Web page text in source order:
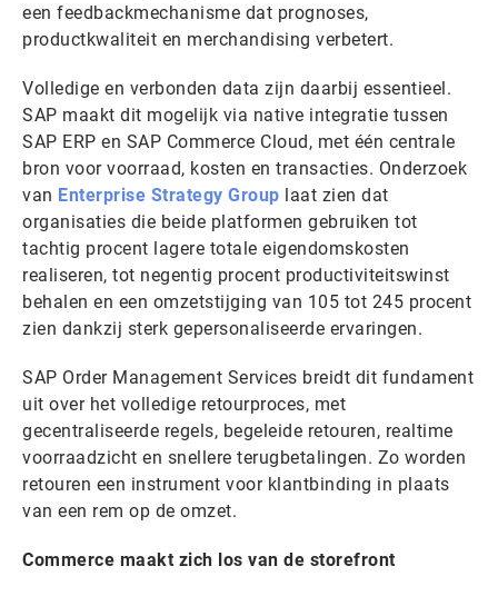
een feedbackmechanisme dat prognoses,
productkwaliteit en merchandising verbetert.
Volledige en verbonden data zijn daarbij essentieel.
SAP maakt dit mogelijk via native integratie tussen
SAP ERP en SAP Commerce Cloud, met één centrale
bron voor voorraad, kosten en transacties. Onderzoek
van Enterprise Strategy Group laat zien dat
organisaties die beide platformen gebruiken tot
tachtig procent lagere totale eigendomskosten
realiseren, tot negentig procent productiviteitswinst
behalen en een omzetstijging van 105 tot 245 procent
zien dankzij sterk gepersonaliseerde ervaringen.
SAP Order Management Services breidt dit fundament
uit over het volledige retourproces, met
gecentraliseerde regels, begeleide retouren, realtime
voorraadzicht en snellere terugbetalingen. Zo worden
retouren een instrument voor klantbinding in plaats
van een rem op de omzet.
Commerce maakt zich los van de storefront